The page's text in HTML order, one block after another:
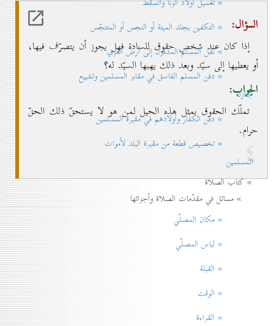
السؤال:
إذا كان عند شخص حقوق للسادة فهل يجوز أن يتصرّف فيها،
أو يعطيها إلى سيّد وبعد ذلك يهبها السيّد له؟
الجواب:
تملّك الحقوق بمثل هذه الحيل لمن هو لا يستحقّ ذلك الحقّ
حرام.
٤
» التكفين بجلد الميتة أو النجس أو المتنجّس
» نقل المسلم المدفون إلی أرض الغري
» دفن المسلم الفاسق في مقابر المسلمين وتشييع
جنازته
» دفن الكفّار وأولادهم في مقبرة المسلمين
» تخصيص قطعة من مقبرة البلد لأموات
المسلمين
» كتاب الصلاة
» مسائل في مقدّمات الصلاة وأجزائها
» مكان المصلّي
» لباس المصلّي
» القبلة
» الوقت
» القراءة